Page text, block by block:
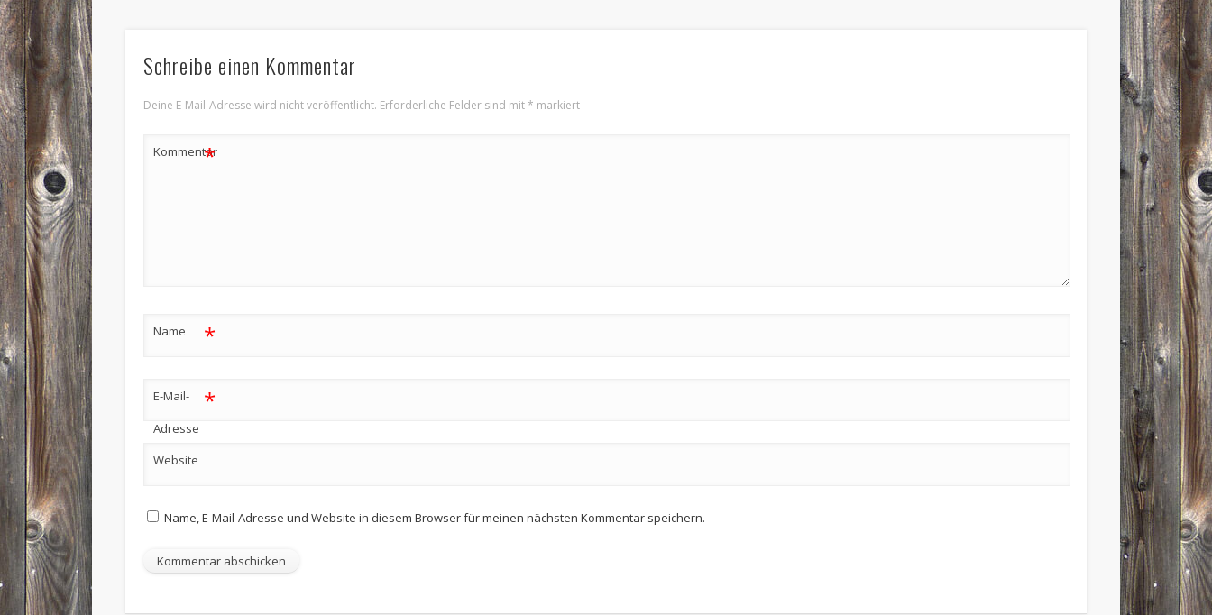
Schreibe einen Kommentar
Deine E-Mail-Adresse wird nicht veröffentlicht. Erforderliche Felder sind mit* markiert
Kommentar
*
Name *
E-Mail-
Adresse
*
Website
Name, E-Mail-Adresse und Website in diesem Browser für meinen nächsten Kommentar speichern.